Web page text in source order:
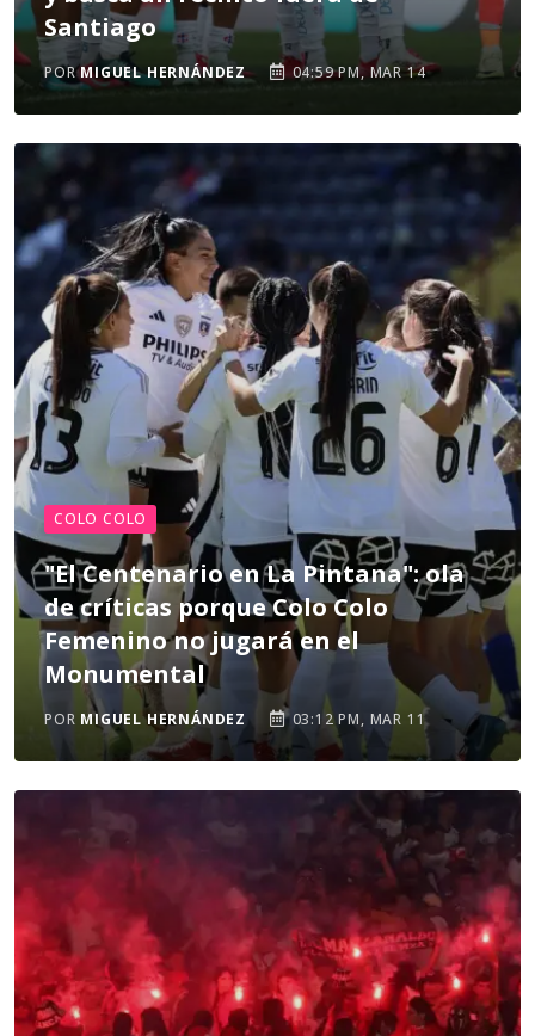
Santiago
PORMIGUEL HERNÁNDEZ 04:59 PM, MAR 14
COLO COLO
"El Centenario en La Pintana": ola
de críticas porque Colo Colo
Femenino no jugará en el
Monumental
POR MIGUEL HERNÁNDEZ 03:12 PM, MAR 11